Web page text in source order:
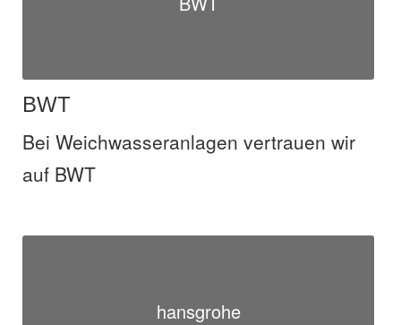
BWT
Bei Weichwasseranlagen vertrauen wir
auf BWT
hansgrohe